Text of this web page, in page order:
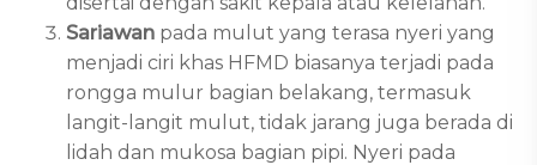
Sariawan pada mulut yang terasa nyeri yang
menjadi ciri khas HFMD biasanya terjadi pada
rongga mulur bagian belakang, termasuk
langit-langit mulut, tidak jarang juga berada di
lidah dan mukosa bagian pipi. Nyeri pada